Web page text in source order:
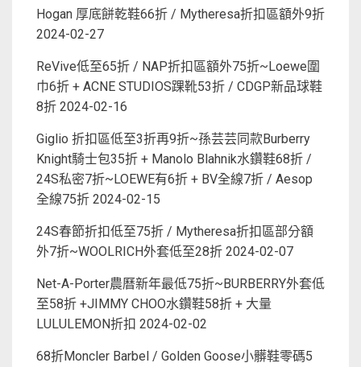
Hogan 厚底餅乾鞋66折 / Mytheresa折扣區額外9折
2024-02-27
ReVive低至65折 / NAP折扣區額外75折~Loewe圍
巾6折 + ACNE STUDIOS踝靴53折 / CDGP新品球鞋
8折 2024-02-16
Giglio 折扣區低至3折再9折~孫芸芸同款Burberry
Knight騎士包35折 + Manolo Blahnik水鑽鞋68折 /
24S私密7折~LOEWE有6折 + BV全線7折 / Aesop
全線75折 2024-02-15
24S春節折扣低至75折 / Mytheresa折扣區部分額
外7折~WOOLRICH外套低至28折 2024-02-07
Net-A-Porter農曆新年最低75折~BURBERRY外套低
至58折 +JIMMY CHOO水鑽鞋58折 + 大量
LULULEMON折扣 2024-02-02
68折Moncler Barbel / Golden Goose小髒鞋零碼5